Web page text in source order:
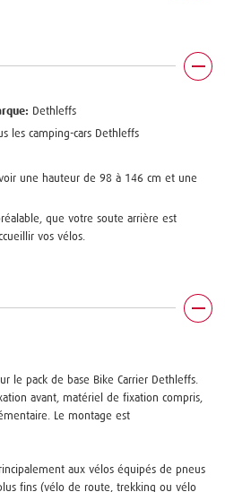
Dethleffs
les camping-cars Dethleffs
une hauteur de 98 à 146 cm et une
que votre soute arrière est
vos vélos.
le pack de base Bike Carrier Dethleffs.
avant, matériel de fixation compris,
Le montage est
aux vélos équipés de pneus
fins (vélo de route, trekking ou vélo